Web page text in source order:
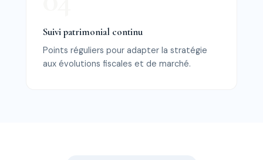
Suivi patrimonial continu
Points réguliers pour adapter la stratégie
aux évolutions fiscales et de marché.